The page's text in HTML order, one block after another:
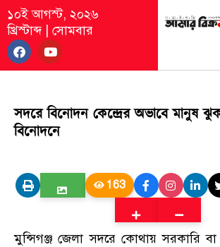
১০ই আগস্ট, ২০২৬
খ্রিস্টাব্দ| সোমবার
সদরে বিনোদন কেন্দ্রের অভাবে মানুষ
বিনোদনে
163
মুন্সিগঞ্জ জেলা সদরে কোথায় সরকারি